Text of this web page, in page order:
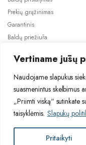
Vertiname jūsų
Naudojame slapukus
suasmenintus skelbimus
„Priimti viską“ sutinkate
taisyklėmis. Slapukų
Pritaikyti
TAMBO
Prekių grąžinimas
Garantinis
Baldų priežiūra
2024 © Visos teisės
Asmens duomenų tvarkymas